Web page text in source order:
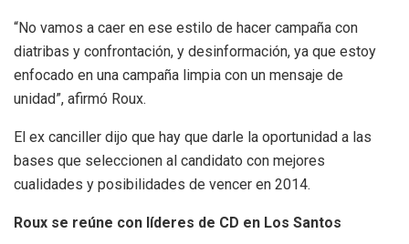
“No vamos a caer en ese estilo de hacer campaña con
diatribas y confrontación, y desinformación, ya que estoy
enfocado en una campaña limpia con un mensaje de
unidad”, afirmó Roux.
El ex canciller dijo que hay que darle la oportunidad a las
bases que seleccionen al candidato con mejores
cualidades y posibilidades de vencer en 2014.
Roux se reúne con líderes de CD en Los Santos